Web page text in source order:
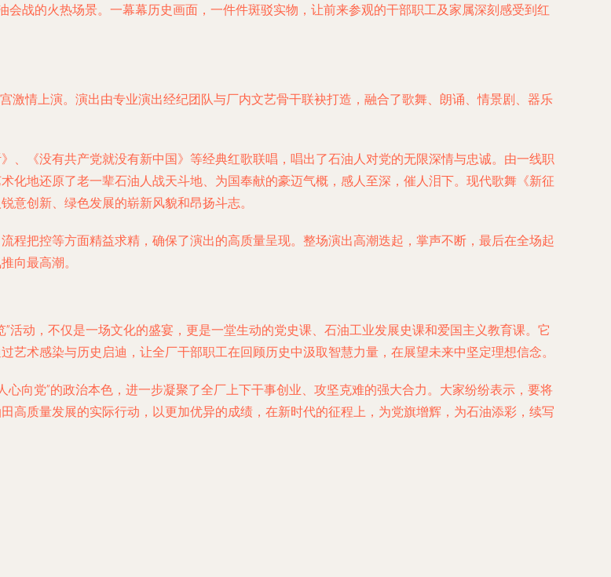
会战的火热场景。一幕幕历史画面，一件件斑驳实物，让前来参观的干部职工及家属深刻感受到红
激情上演。演出由专业演出经纪团队与厂内文艺骨干联袂打造，融合了歌舞、朗诵、情景剧、器乐
、《没有共产党就没有新中国》等经典红歌联唱，唱出了石油人对党的无限深情与忠诚。由一线职
化地还原了老一辈石油人战天斗地、为国奉献的豪迈气概，感人至深，催人泪下。现代歌舞《新征
意创新、绿色发展的崭新风貌和昂扬斗志。
程把控等方面精益求精，确保了演出的高质量呈现。整场演出高潮迭起，掌声不断，最后在全场起
向最高潮。
活动，不仅是一场文化的盛宴，更是一堂生动的党史课、石油工业发展史课和爱国主义教育课。它
术感染与历史启迪，让全厂干部职工在回顾历史中汲取智慧力量，在展望未来中坚定理想信念。
心向党”的政治本色，进一步凝聚了全厂上下干事创业、攻坚克难的强大合力。大家纷纷表示，要将
高质量发展的实际行动，以更加优异的成绩，在新时代的征程上，为党旗增辉，为石油添彩，续写